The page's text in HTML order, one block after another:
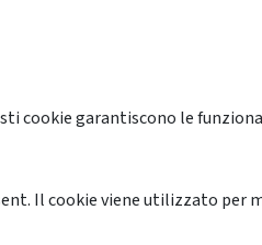
cookie garantiscono le
Il cookie viene utilizzato